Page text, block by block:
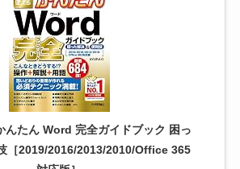
んたん Word 完全ガイドブック 困っ
［2019/2016/2013/2010/Office 365